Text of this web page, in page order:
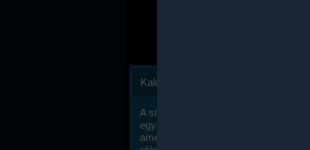
Kalóriaszámlálás
A sikeres fogyás titka valójában igen
egyszerű: égess több energiát, mint
amennyit beviszel. Természetesen